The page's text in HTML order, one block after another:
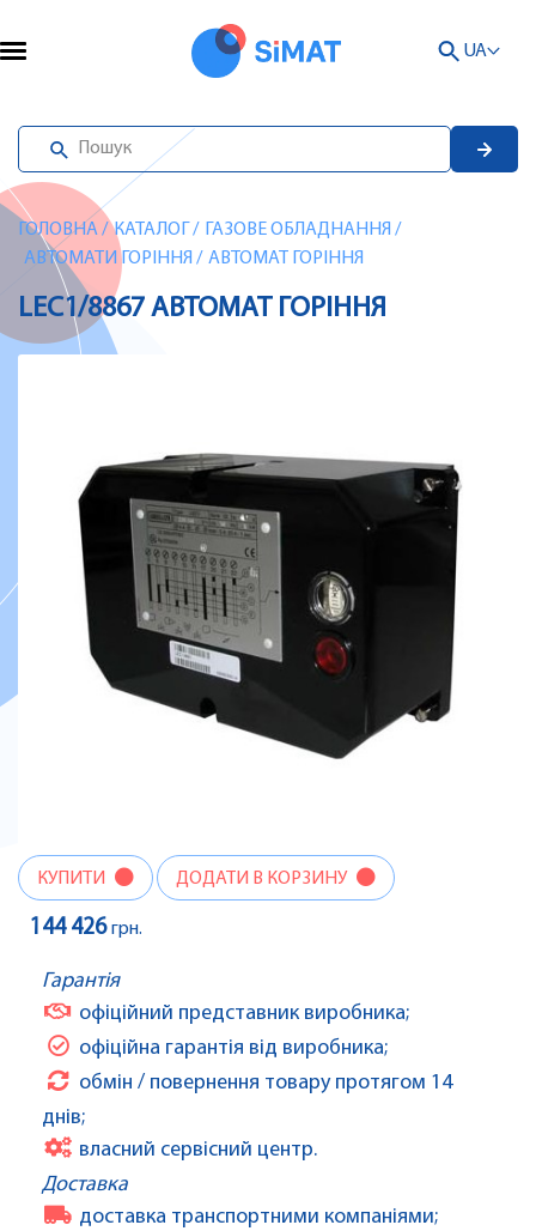
UA
ГОЛОВНА/ КАТАЛОГ / ГАЗОВЕ ОБЛАДНАННЯ /
АВТОМАТИ ГОРІННЯ / АВТОМАТ ГОРІННЯ
LEC1/8867 АВТОМАТ ГОРІННЯ
КУПИТИ ДОДАТИ В КОРЗИНУ
144 426грн.
Гарантія
офіційний представник виробника;
офіційна гарантія від виробника;
обмін / повернення товару протягом 14
днів;
власний сервісний центр.
Доставка
доставка транспортними компаніями;